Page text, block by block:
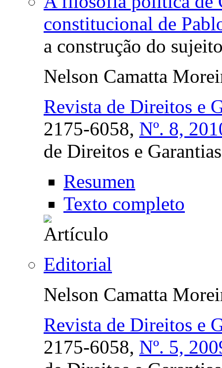
constitucional de
a construção do
Nelson Camatta
Revista de Direitos e
2175-6058, Nº. 8,
de Direitos e
Resumen
Texto completo
Editorial
Nelson Camatta
Revista de Direitos e
2175-6058, Nº. 5,